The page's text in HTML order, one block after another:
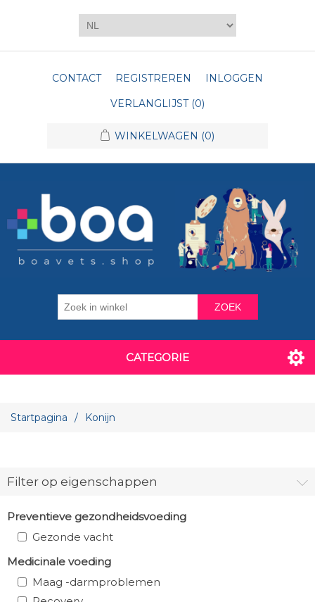
CONTACT REGISTREREN
INLOGGEN
VERLANGLIJST (0)
WINKELWAGEN (0)
ZOEK
CATEGORIE
Startpagina / Konijn
Filter op eigenschappen
Preventieve gezondheidsvoeding
Gezonde vacht
Medicinale voeding
Maag -darmproblemen